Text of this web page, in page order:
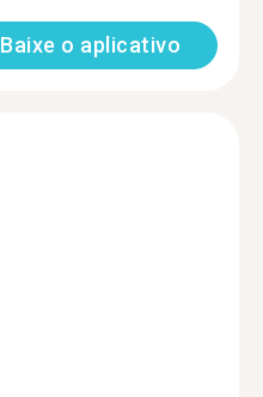
Baixe o aplicativo